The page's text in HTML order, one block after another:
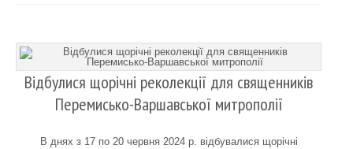
Відбулися щорічні реколекції для священників
Перемисько-Варшавської митрополії
В днях з 17 по 20 червня 2024 р. відбувалися щорічні